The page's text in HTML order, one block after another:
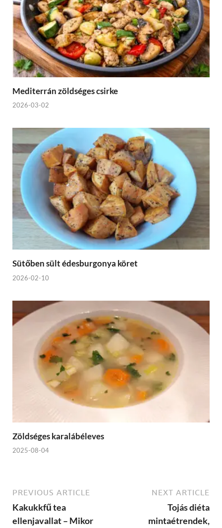
Mediterrán zöldséges csirke
2026-03-02
Sütőben sült édesburgonya köret
2026-02-10
Zöldséges karalábéleves
2025-08-04
PREVIOUS ARTICLE
Kakukkfű tea
ellenjavallat – Mikor
NEXT ARTICLE
Tojás diéta
mintaétrendek,